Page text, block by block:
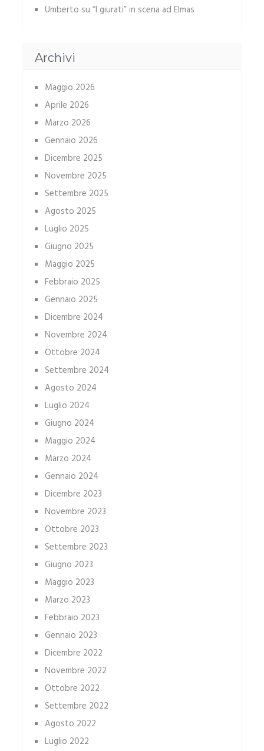
Umberto su “I giurati” in scena ad Elmas
Archivi
Maggio 2026
Aprile 2026
Marzo 2026
Gennaio 2026
Dicembre 2025
Novembre 2025
Settembre 2025
Agosto 2025
Luglio 2025
Giugno 2025
Maggio 2025
Febbraio 2025
Gennaio 2025
Dicembre 2024
Novembre 2024
Ottobre 2024
Settembre 2024
Agosto 2024
Luglio 2024
Giugno 2024
Maggio 2024
Marzo 2024
Gennaio 2024
Dicembre 2023
Novembre 2023
Ottobre 2023
Settembre 2023
Giugno 2023
Maggio 2023
Marzo 2023
Febbraio 2023
Gennaio 2023
Dicembre 2022
Novembre 2022
Ottobre 2022
Settembre 2022
Agosto 2022
Luglio 2022